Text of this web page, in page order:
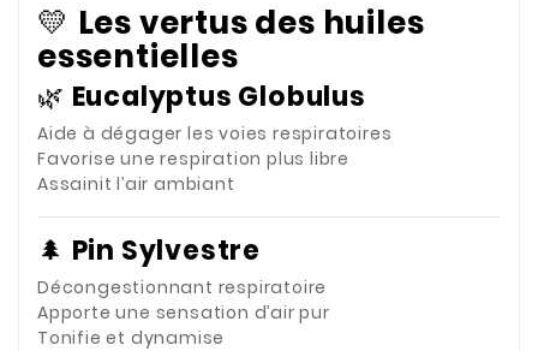
💛 Les vertus des huiles
essentielles
🌿 Eucalyptus Globulus
Aide à dégager les voies respiratoires
Favorise une respiration plus libre
Assainit l’air ambiant
🌲 Pin Sylvestre
Décongestionnant respiratoire
Apporte une sensation d’air pur
Tonifie et dynamise